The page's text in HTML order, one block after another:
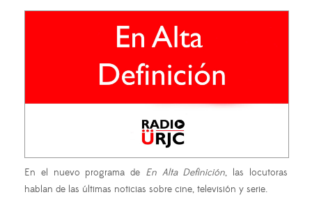
En el nuevo programa de En Alta Definición, las locutoras
hablan de las últimas noticias sobre cine, televisión y serie.